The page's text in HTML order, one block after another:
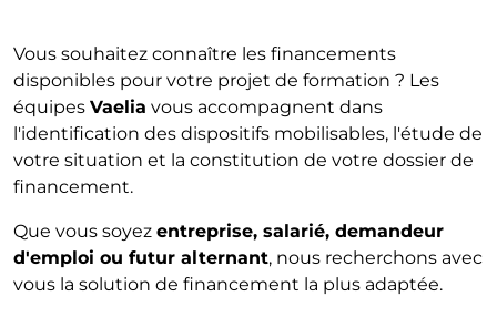
Vous souhaitez connaître les financements
disponibles pour votre projet de formation ? Les
équipes Vaelia vous accompagnent dans
l'identification des dispositifs mobilisables, l'étude de
votre situation et la constitution de votre dossier de
financement.
Que vous soyez entreprise, salarié, demandeur
d'emploi ou futur alternant, nous recherchons avec
vous la solution de financement la plus adaptée.